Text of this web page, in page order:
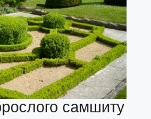
самшиту